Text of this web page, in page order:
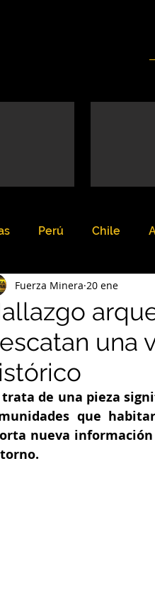
Perú Chile
una
Fuerza Minera 20 ene
trata de una pieza
que
nueva